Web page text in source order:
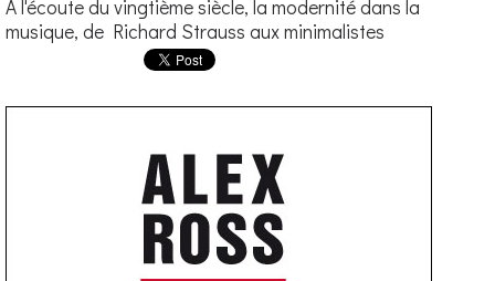
A l'écoute du vingtième siècle, la modernité dans la
musique, de Richard Strauss aux minimalistes